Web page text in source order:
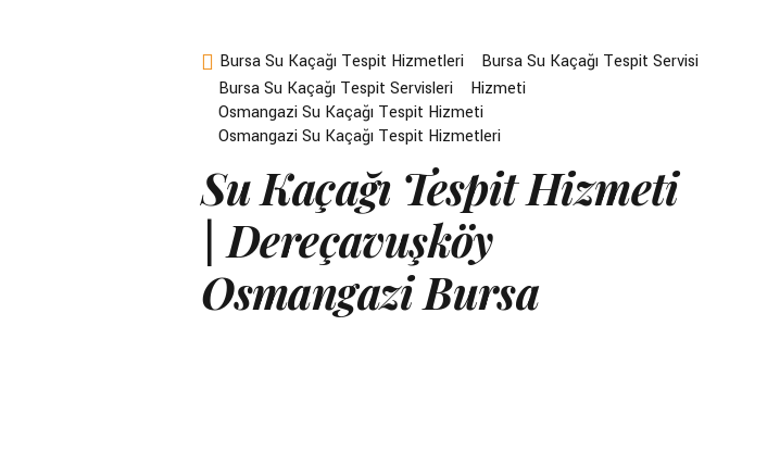
Bursa Su Kaçağı Tespit Hizmetleri
Bursa Su Kaçağı Tespit Servisi
Bursa Su Kaçağı Tespit Servisleri
Hizmeti
Osmangazi Su Kaçağı Tespit Hizmeti
Osmangazi Su Kaçağı Tespit Hizmetleri
Su Kaçağı Tespit Hizmeti
| Dereçavuşköy
Osmangazi Bursa